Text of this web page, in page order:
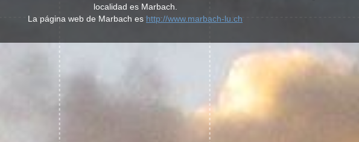
localidad es Marbach.
La página web de Marbach es http://www.marbach-lu.ch